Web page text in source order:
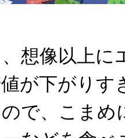
想像以上に
が下がり
で、こま